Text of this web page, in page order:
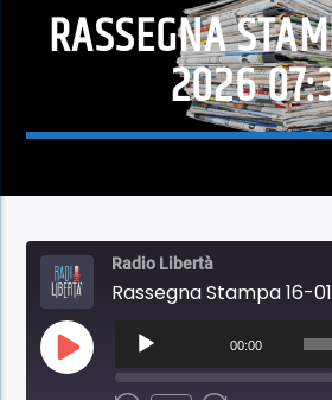
RASSEGNA
2026
Radio Libertà
Rassegna Stampa 16-
Play
Episode
Audio
Player
00:00